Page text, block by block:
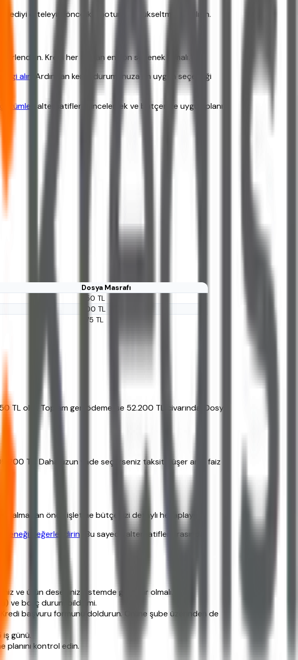
erteleyin, öncelikle notunuzu yükseltmeye çalışın.
Kredi her zaman en son seçenek olmalı.
alın
. Ardından kendi durumunuza en uygun seçeneği
alternatiflerini incelemek ve bütçenize uygun planı
Dosya Masrafı
250 TL
300 TL
275 TL
TL olur. Toplam geri ödeme ise 52.200 TL civarında. Dosya
TL. Daha uzun vade seçerseniz taksit düşer ama faiz
almadan önce işletme bütçenizi detaylı hesaplayın.
değerlendirin . Bu sayede alternatifler arasında
ve ürün deseniniz sistemde görünür olmalı.
ve borç durum bildirimi.
Kredi başvuru formunu doldurun. Online şube üzerinden de
iş günü.
planını kontrol edin.